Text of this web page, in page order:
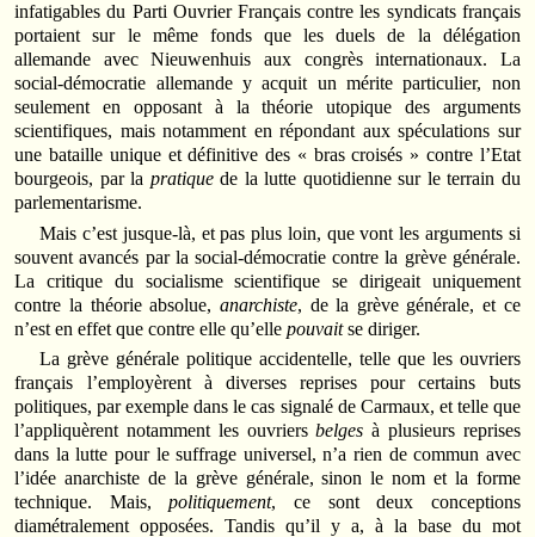
infatigables du Parti Ouvrier Français contre les syndicats français
portaient sur le même fonds que les duels de la délégation
allemande avec Nieuwenhuis aux congrès internationaux. La
social-démocratie allemande y acquit un mérite particulier, non
seulement en opposant à la théorie utopique des arguments
scientifiques, mais notamment en répondant aux spéculations sur
une bataille unique et définitive des « bras croisés » contre l’Etat
bourgeois, par la pratiquede la lutte quotidienne sur le terrain du
parlementarisme.
Mais c’est jusque-là, et pas plus loin, que vont les arguments si
souvent avancés par la social-démocratie contre la grève générale.
La critique du socialisme scientifique se dirigeait uniquement
contre la théorie absolue, anarchiste, de la grève générale, et ce
n’est en effet que contre elle qu’ellepouvaitse diriger.
La grève générale politique accidentelle, telle que les ouvriers
français l’employèrent à diverses reprises pour certains buts
politiques, par exemple dans le cas signalé de Carmaux, et telle que
l’appliquèrent notamment les ouvriersbelges à plusieurs reprises
dans la lutte pour le suffrage universel, n’a rien de commun avec
l’idée anarchiste de la grève générale, sinon le nom et la forme
technique. Mais,politiquement, ce sont deux conceptions
diamétralement opposées. Tandis qu’il y a, à la base du mot